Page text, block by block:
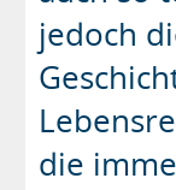
jedoch
die